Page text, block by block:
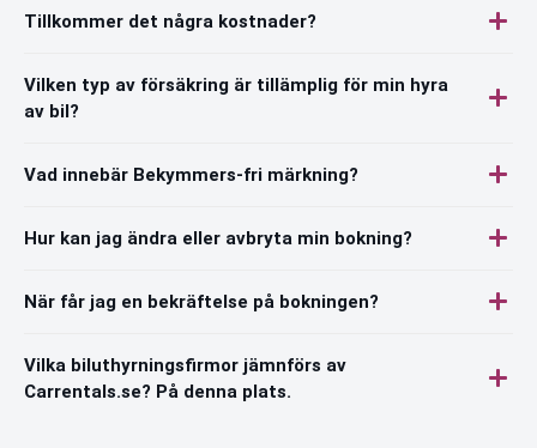
Tillkommer det några kostnader?
Vilken typ av försäkring är tillämplig för min hyra
av bil?
Vad innebär Bekymmers-fri märkning?
Hur kan jag ändra eller avbryta min bokning?
När får jag en bekräftelse på bokningen?
Vilka biluthyrningsfirmor jämnförs av
Carrentals.se? På denna plats.